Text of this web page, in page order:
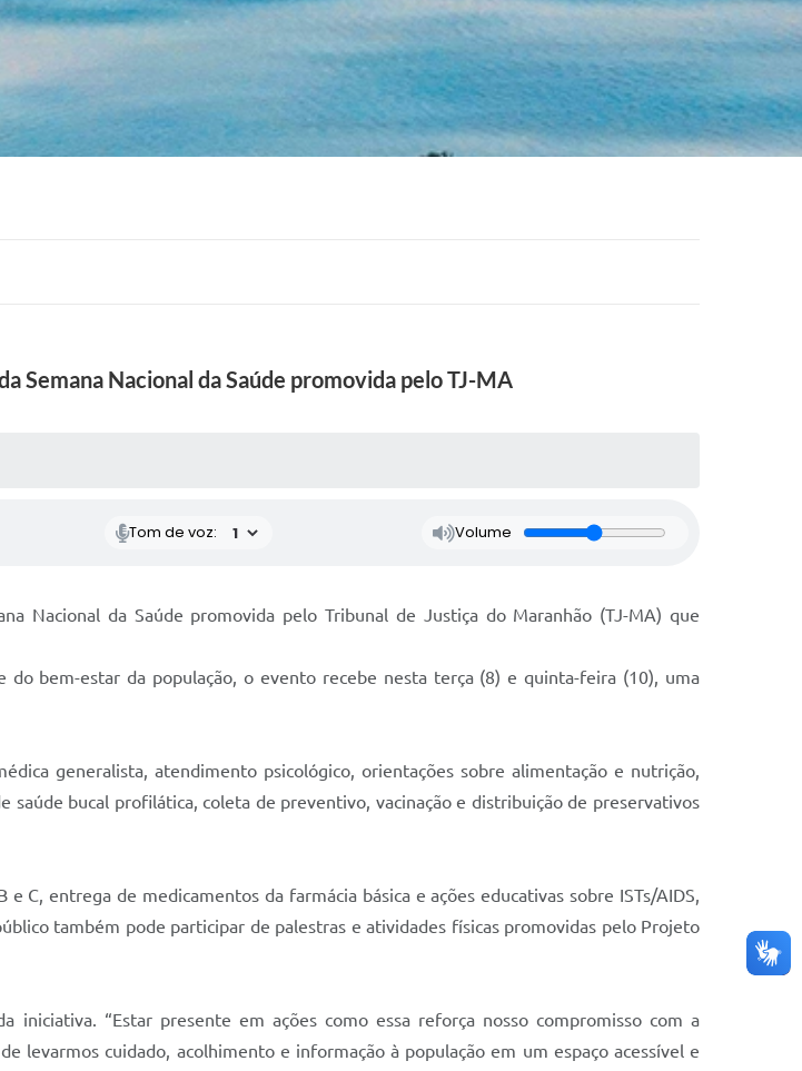
Semana Nacional da Saúde promovida pelo TJ-MA
Tom de voz: Volume
Nacional da Saúde promovida pelo Tribunal de Justiça do Maranhão (TJ-MA) que
bem-estar da população, o evento recebe nesta terça (8) e quinta-feira (10), uma
generalista, atendimento psicológico, orientações sobre alimentação e nutrição,
bucal profilática, coleta de preventivo, vacinação e distribuição de preservativos
C, entrega de medicamentos da farmácia básica e ações educativas sobre ISTs/AIDS,
também pode participar de palestras e atividades físicas promovidas pelo Projeto
iniciativa. “Estar presente em ações como essa reforça nosso compromisso com a
levarmos cuidado, acolhimento e informação à população em um espaço acessível e